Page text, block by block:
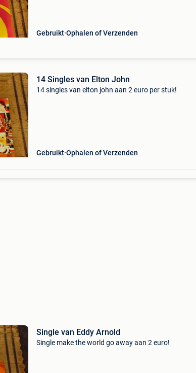
Gebruikt Ophalen of Verzenden
14 Singles van Elton John
14 singles van elton john aan 2 euro per stuk!
Gebruikt Ophalen of Verzenden
Single van Eddy Arnold
Single make the world go away aan 2 euro!